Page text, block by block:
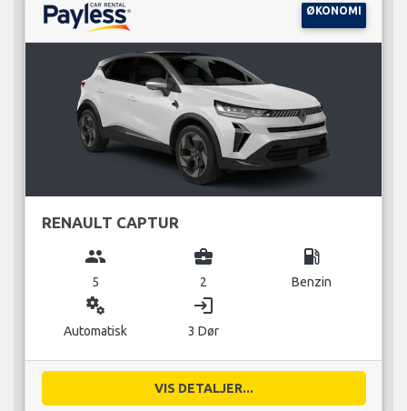
ØKONOMI
RENAULT CAPTUR
group
5
business_center
2
local_gas_station
Benzin
miscellaneous_services
Automatisk
login
3 Dør
VIS DETALJER...